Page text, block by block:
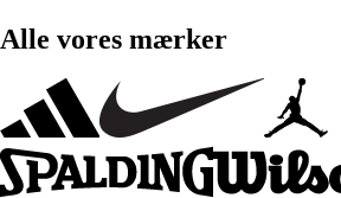
Alle vores mærker